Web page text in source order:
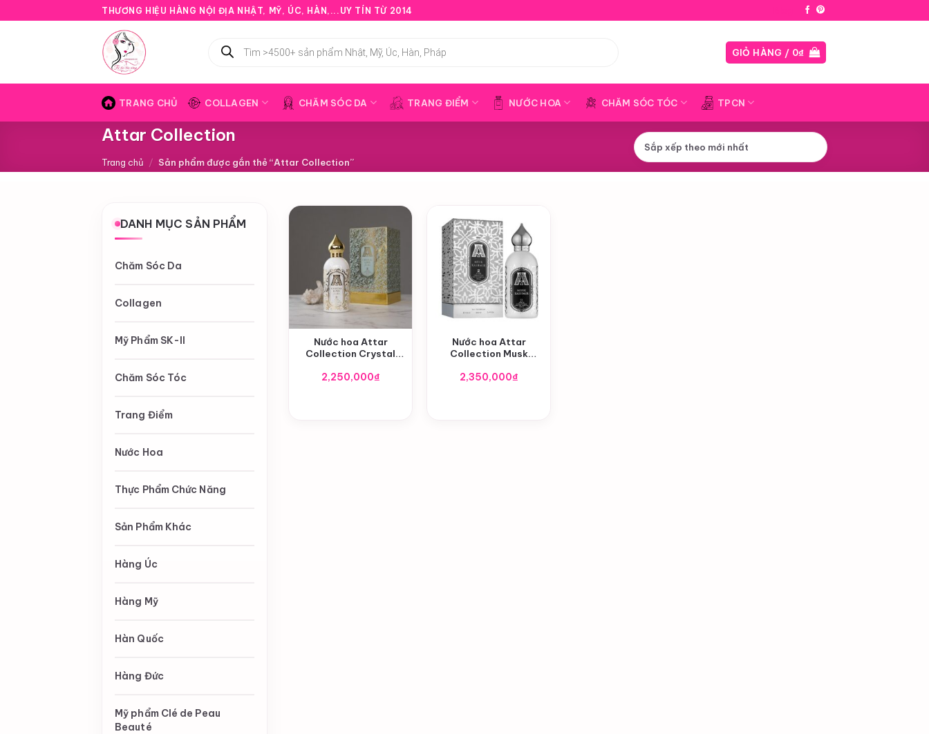
qua
THƯƠNG HIỆU HÀNG NỘI ĐỊA NHẬT, MỸ, ÚC, HÀN,...UY TÍN TỪ 2014
kiếm
GIỎ HÀNG / 0₫
TRANG CHỦ COLLAGEN CHĂM SÓC DA TRANG ĐIỂM NƯỚC HOA CHĂM SÓC TÓC TPCN
Attar Collection
Trang chủ / Sản phẩm được gắn thẻ “Attar Collection”
DANH MỤC SẢN PHẨM
Chăm Sóc Da
Collagen
Mỹ Phẩm SK-II
Chăm Sóc Tóc
Trang Điểm
Nước Hoa
Thực Phẩm Chức Năng
Sản Phẩm Khác
Hàng Úc
Hàng Mỹ
Hàn Quốc
Hàng Đức
Mỹ phẩm Clé de Peau
Beauté
Nước hoa Attar
Collection Crystal
2,250,000₫
+
Nước hoa Attar
Collection Musk
2,350,000₫